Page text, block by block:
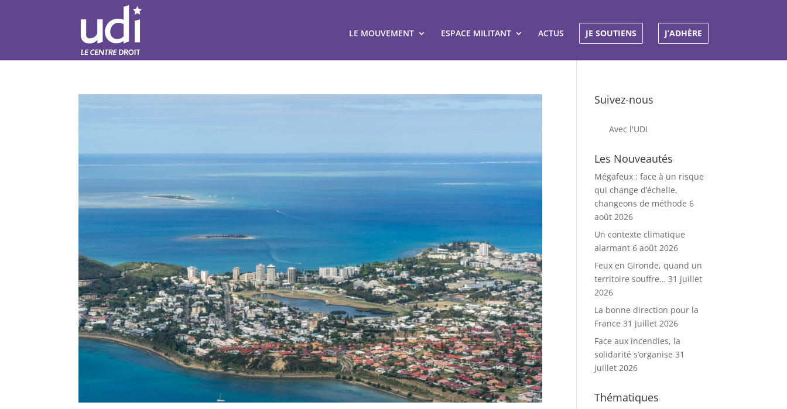
LE MOUVEMENT ESPACE MILITANT ACTUS JE SOUTIENS J’ADHÈRE
Suivez-nous
Avec l'UDI
Les Nouveautés
Mégafeux : face à un risque
qui change d’échelle,
changeons de méthode 6
août 2026
Un contexte climatique
alarmant 6 août 2026
Feux en Gironde, quand un
territoire souffre… 31 juillet
2026
La bonne direction pour la
France 31 juillet 2026
Face aux incendies, la
solidarité s’organise 31
juillet 2026
Thématiques